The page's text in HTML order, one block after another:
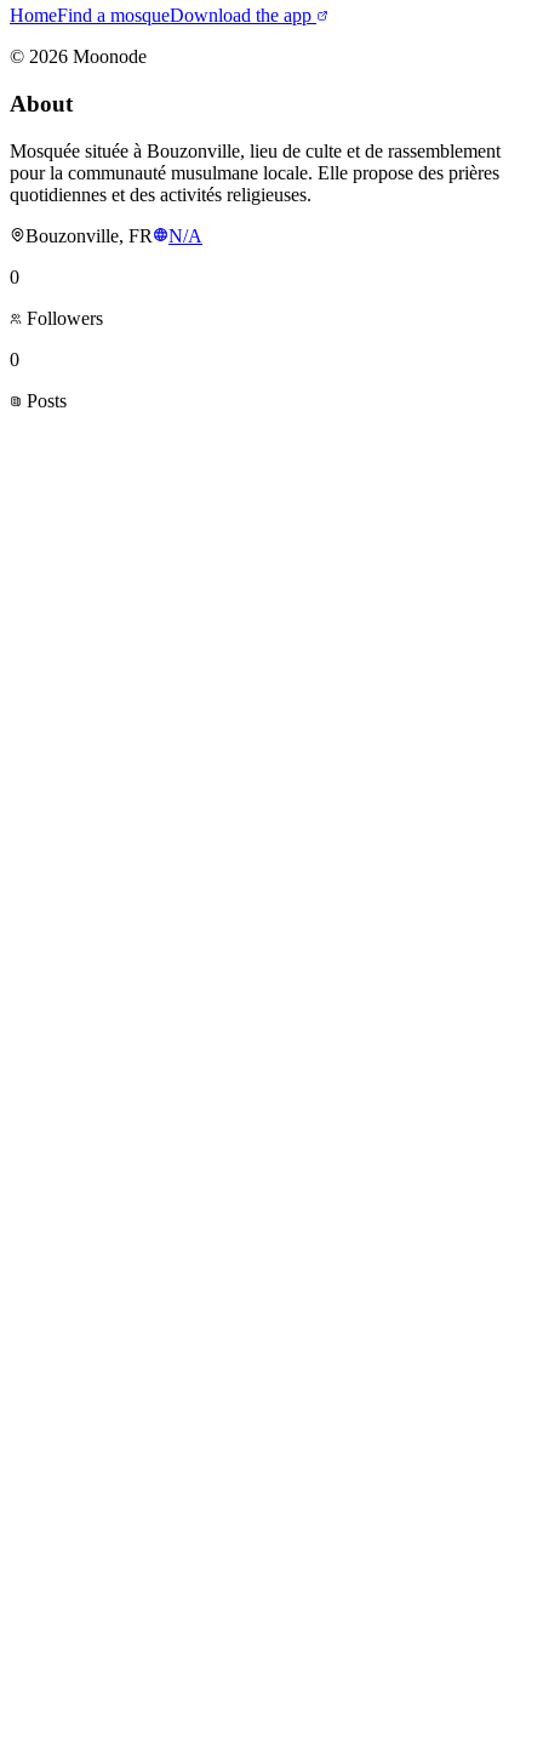
HomeFind a mosqueDownload the app
© 2026 Moonode
About
Mosquée située à Bouzonville, lieu de culte et de rassemblement
pour la communauté musulmane locale. Elle propose des prières
quotidiennes et des activités religieuses.
Bouzonville, FR
N/A
0
Followers
0
Posts